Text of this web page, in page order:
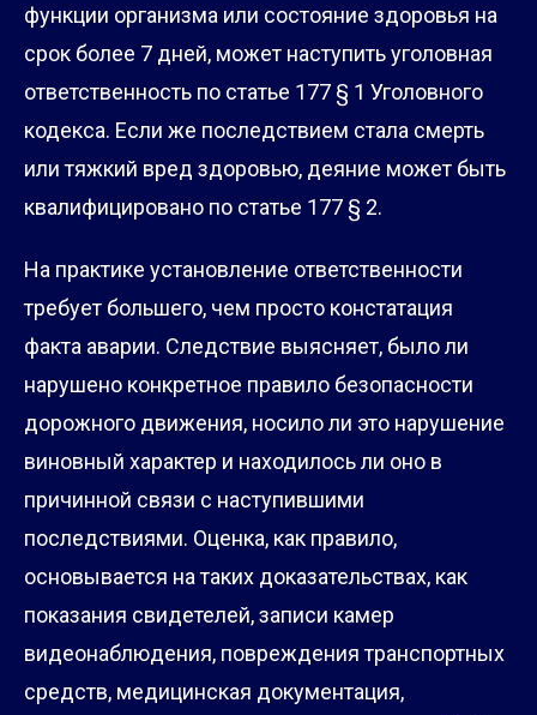
функции организма или состояние здоровья на
срок более 7 дней, может наступить уголовная
ответственность по статье 177 § 1 Уголовного
кодекса. Если же последствием стала смерть
или тяжкий вред здоровью, деяние может быть
квалифицировано по статье 177 § 2.
На практике установление ответственности
требует большего, чем просто констатация
факта аварии. Следствие выясняет, было ли
нарушено конкретное правило безопасности
дорожного движения, носило ли это нарушение
виновный характер и находилось ли оно в
причинной связи с наступившими
последствиями. Оценка, как правило,
основывается на таких доказательствах, как
показания свидетелей, записи камер
видеонаблюдения, повреждения транспортных
средств, медицинская документация,